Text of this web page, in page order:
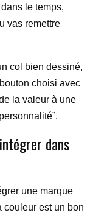
le temps,
vas remettre
col bien dessiné,
choisi avec
la valeur à une
dans
une marque
couleur est un bon